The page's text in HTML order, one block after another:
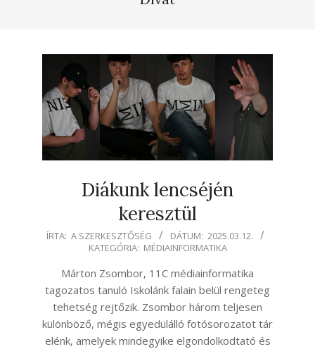
Diákunk lencséjén
keresztül
2025-
ÍRTA: A SZERKESZTŐSÉG DÁTUM: 2025.03.12.
KATEGÓRIA: MÉDIAINFORMATIKA
Márton Zsombor, 11C médiainformatika
tagozatos tanuló Iskolánk falain belül rengeteg
tehetség rejtőzik. Zsombor három teljesen
különböző, mégis egyedülálló fotósorozatot tár
elénk, amelyek mindegyike elgondolkodtató és